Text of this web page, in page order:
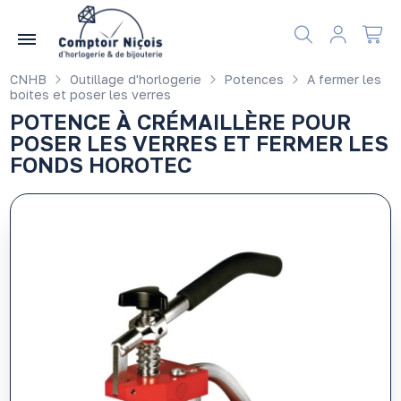
CNHB Outillage d'horlogerie Potences
A fermer les
boites et poser les verres
POTENCE À CRÉMAILLÈRE POUR
POSER LES VERRES ET FERMER LES
FONDS HOROTEC
Gérer les préférences en matière de cookies